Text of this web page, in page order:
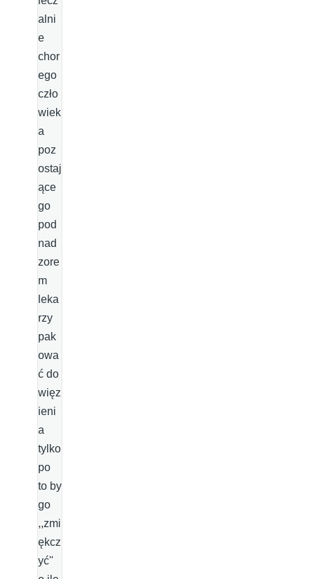
alni
e
chor
ego
czło
wiek
a
poz
ostaj
ące
go
pod
nad
zore
m
leka
rzy
pak
owa
ć do
więz
ieni
a
tylko
po
to by
go
,,zmi
ękcz
yć''